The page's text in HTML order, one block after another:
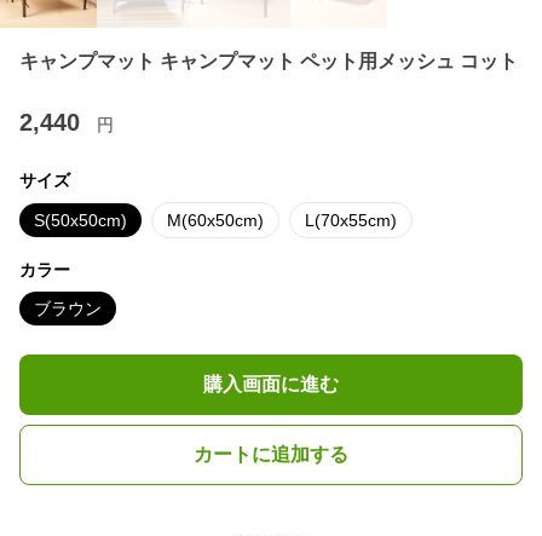
キャンプマット キャンプマット ペット用メッシュ コット
2,440 円
サイズ
S(50x50cm) M(60x50cm) L(70x55cm)
カラー
ブラウン
購入画面に進む
カートに追加する